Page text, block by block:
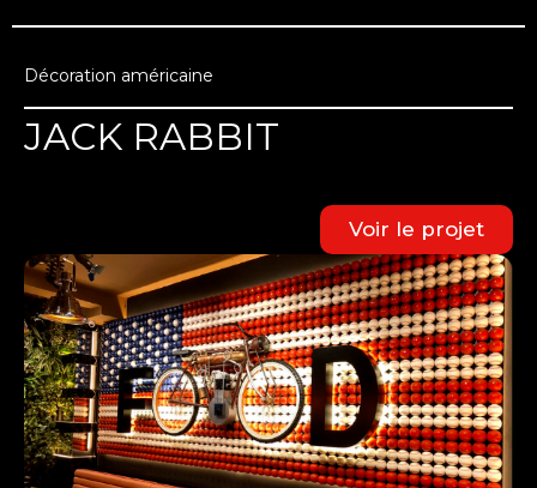
Décoration américaine
JACK RABBIT
Voir le projet